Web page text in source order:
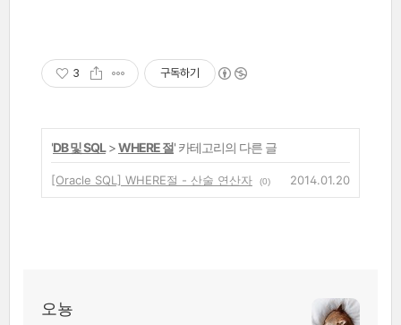
3 구독하기
'DB 및 SQL>WHERE 절' 카테고리의 다른 글
[Oracle SQL] WHERE절 - 산술 연산자 (0) 2014.01.20
오뇽